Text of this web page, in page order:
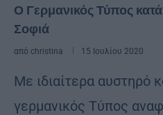
Ο Γερμανικός Τύπος
Σοφιά
από christina 15 Ιουλίου 2020
Με ιδιαίτερα αυστηρό
γερμανικός Τύπος